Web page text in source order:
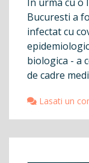
Bucuresti a
infectat cu
biologica - a
de cadre
Lasati un